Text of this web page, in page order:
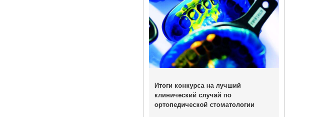
Итоги конкурса на лучший
клинический случай по
ортопедической стоматологии